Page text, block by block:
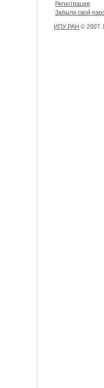
Регистрация
Забыли свой
ИПУ РАН © 2007.